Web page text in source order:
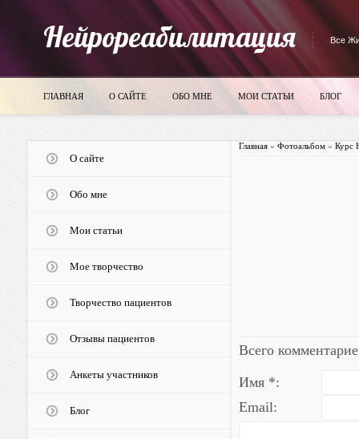
Нейрореабилитация Все
ГЛАВНАЯ О САЙТЕ ОБО МНЕ МОИ СТАТЬИ БЛОГ
О сайте
Обо мне
Мои статьи
Мое творчество
Творчество пациентов
Отзывы пациентов
Анкеты участников
Блог
Главная» Фотоальбом» Курс
Всего
Имя *:
Email: